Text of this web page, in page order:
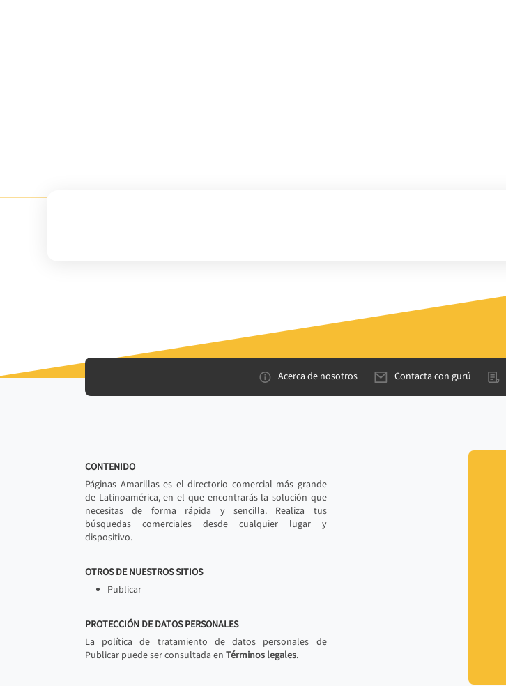
Acerca de nosotros Contacta con gurú
CONTENIDO
Páginas Amarillas es el directorio comercial más grande
de Latinoamérica, en el que encontrarás la solución que
necesitas de forma rápida y sencilla. Realiza tus
búsquedas comerciales desde cualquier lugar y
dispositivo.
OTROS DE NUESTROS SITIOS
Publicar
PROTECCIÓN DE DATOS PERSONALES
La política de tratamiento de datos personales de
Publicar puede ser consultada en Términos legales.